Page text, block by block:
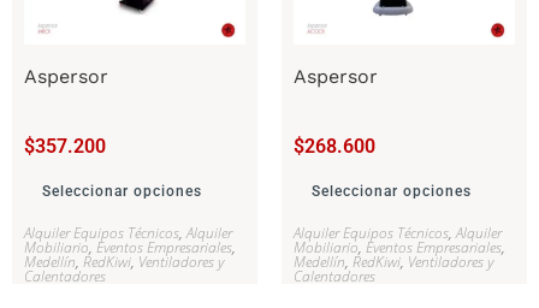
Aspersor
$357.200
Seleccionar opciones
Alquiler Equipos Técnicos,Alquiler
Mobiliario, Eventos Empresariales,
Medellín, RedKiwi, Ventiladores y
Calentadores
Aspersor
$268.600
Seleccionar opciones
Alquiler Equipos Técnicos,Alquiler
Mobiliario, Eventos Empresariales,
Medellín, RedKiwi, Ventiladores y
Calentadores